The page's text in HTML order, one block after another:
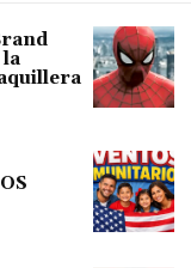
la